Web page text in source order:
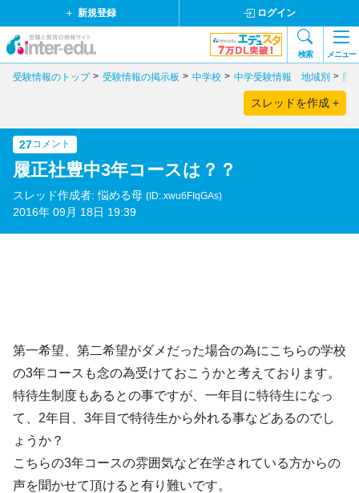
新規登録 ログイン
検索 メニュー
受験情報のトップ 受験情報の掲示板 中学校 中学受験情報 地域別 関
スレッドを作成 +
27コメント
履正社豊中3年コースは？？
スレッド作成者: 悩める母 (ID:.xwu6FIqGAs)
2016年 09月 18日 19:39
第一希望、第二希望がダメだった場合の為にこちらの学校
の3年コースも念の為受けておこうかと考えております。
特待生制度もあるとの事ですが、一年目に特待生になっ
て、2年目、3年目で特待生から外れる事などあるのでし
ょうか？
こちらの3年コースの雰囲気など在学されている方からの
声を聞かせて頂けると有り難いです。